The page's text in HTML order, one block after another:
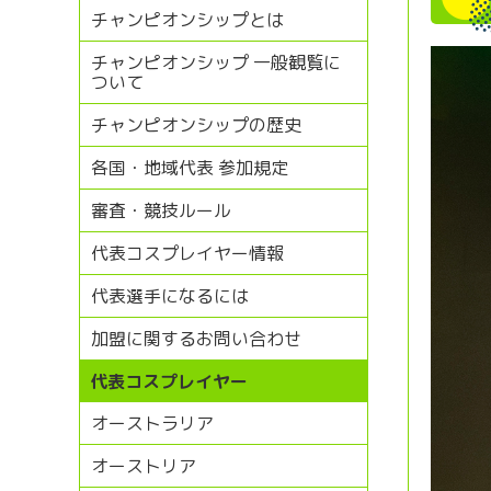
チャンピオンシップとは
チャンピオンシップ 一般観覧に
ついて
チャンピオンシップの歴史
各国・地域代表 参加規定
審査・競技ルール
代表コスプレイヤー情報
代表選手になるには
加盟に関するお問い合わせ
代表コスプレイヤー
オーストラリア
オーストリア